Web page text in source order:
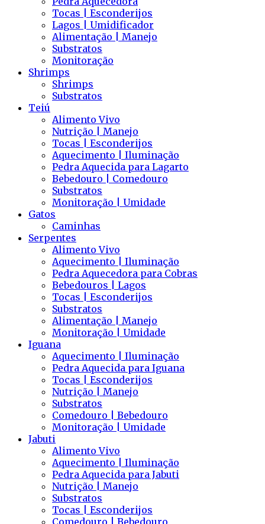
Tocas | Esconderijos
Lagos | Umidificador
Alimentação | Manejo
Substratos
Monitoração
Shrimps
Shrimps
Substratos
Teiú
Alimento Vivo
Nutrição | Manejo
Tocas | Esconderijos
Aquecimento | Iluminação
Pedra Aquecida para Lagarto
Bebedouro | Comedouro
Substratos
Monitoração | Umidade
Gatos
Caminhas
Serpentes
Alimento Vivo
Aquecimento | Iluminação
Pedra Aquecedora para Cobras
Bebedouros | Lagos
Tocas | Esconderijos
Substratos
Alimentação | Manejo
Monitoração | Umidade
Iguana
Aquecimento | Iluminação
Pedra Aquecida para Iguana
Tocas | Esconderijos
Nutrição | Manejo
Substratos
Comedouro | Bebedouro
Monitoração | Umidade
Jabuti
Alimento Vivo
Aquecimento | Iluminação
Pedra Aquecida para Jabuti
Nutrição | Manejo
Substratos
Tocas | Esconderijos
Comedouro | Bebedouro